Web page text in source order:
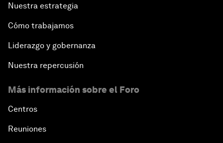
Nuestra estrategia
Cómo trabajamos
Liderazgo y gobernanza
Nuestra repercusión
Más información sobre el Foro
Centros
Reuniones